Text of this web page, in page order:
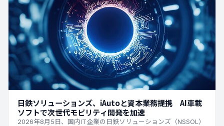
日鉄ソリューションズ、iAutoと資本業務提携 AI車載
ソフトで次世代モビリティ開発を加速
2026年8月5日、国内IT企業の日鉄ソリューションズ（NSSOL）